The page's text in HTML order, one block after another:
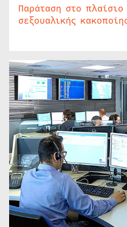
Παράταση στο
σεξουαλικής